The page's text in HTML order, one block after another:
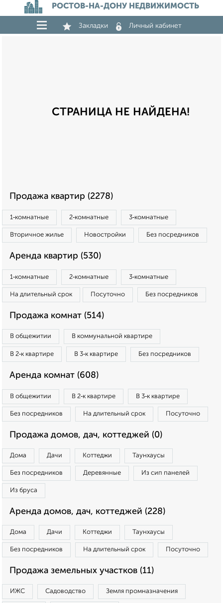
РОСТОВ-НА-ДОНУ НЕДВИЖИМОСТЬ
Закладки Личный кабинет
СТРАНИЦА НЕ НАЙДЕНА!
Продажа квартир (2278)
1‑комнатные 2‑комнатные 3‑комнатные
Вторичное жилье Новостройки Без посредников
Аренда квартир (530)
1‑комнатные 2‑комнатные 3‑комнатные
На длительный срок Посуточно Без посредников
Продажа комнат (514)
В общежитии В коммунальной квартире
В 2‑к квартире В 3‑к квартире Без посредников
Аренда комнат (608)
В общежитии В 2‑к квартире В 3‑к квартире
Без посредников На длительный срок Посуточно
Продажа домов, дач, коттеджей (0)
Дома Дачи Коттеджи Таунхаусы
Без посредников Деревянные Из сип панелей
Из бруса
Аренда домов, дач, коттеджей (228)
Дома Дачи Коттеджи Таунхаусы
Без посредников На длительный срок Посуточно
Продажа земельных участков (11)
ИЖС Садоводство Земля промназначения